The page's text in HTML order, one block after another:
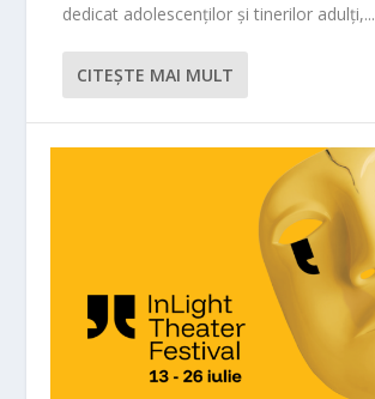
dedicat adolescenților și tinerilor adulți,...
CITEŞTE MAI MULT